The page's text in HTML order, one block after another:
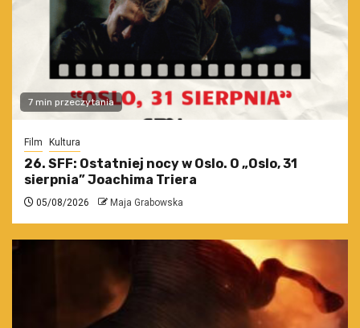
7 min przeczytania
Film Kultura
26. SFF: Ostatniej nocy w Oslo. O „Oslo, 31
sierpnia” Joachima Triera
05/08/2026 Maja Grabowska